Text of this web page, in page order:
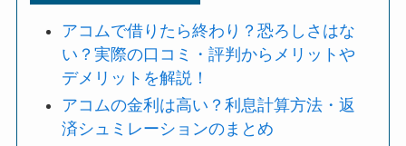
アコムで借りたら終わり？恐ろしさはな
い？実際の口コミ・評判からメリットや
デメリットを解説！
アコムの金利は高い？利息計算方法・返
済シュミレーションのまとめ